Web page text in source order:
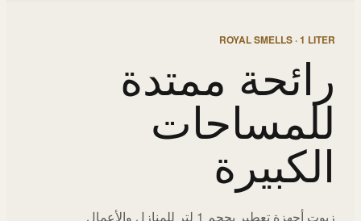
ROYAL SMELLS · 1 LITER
رائحة ممتدة
للمساحات
الكبيرة
زيوت أجهزة تعطير بحجم 1 لتر للمنازل والأعمال